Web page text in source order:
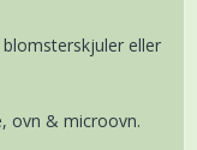
eller
ovn & microovn.